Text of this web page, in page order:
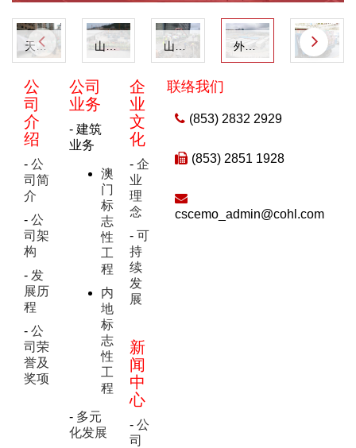
天鸽台风抢险救灾 山竹台风抢险救灾义工队 山竹台风抢险救灾 外雇宿舍营地防疫工程 捐助防疫口罩
公
司
介
绍
- 公
司简
介
- 公
司架
构
- 发
展历
程
- 公
司荣
誉及
奖项
公司
业务
- 建筑
业务
澳
门
标
志
性
工
程
内
地
标
志
性
工
程
- 多元
化发展
企
业
文
化
- 企
业
理
念
- 可
持
续
发
展
新
闻
中
心
- 公
司
联络我们
(853) 2832 2929
(853) 2851 1928
cscemo_admin@cohl.com